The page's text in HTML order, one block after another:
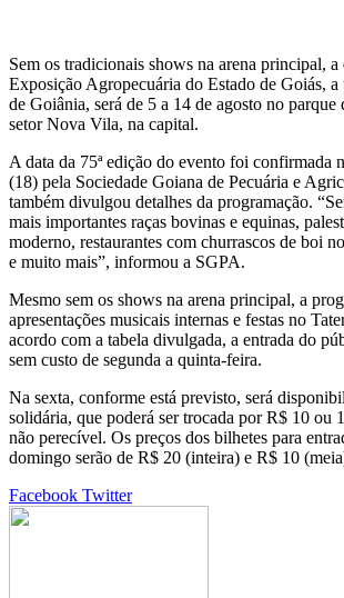
Sem os tradicionais shows na arena principal, a
Exposição Agropecuária do Estado de Goiás, a
de Goiânia, será de 5 a 14 de agosto no parque
setor Nova Vila, na capital.
A data da 75ª edição do evento foi confirmada
(18) pela Sociedade Goiana de Pecuária e
também divulgou detalhes da programação.
mais importantes raças bovinas e equinas,
moderno, restaurantes com churrascos de boi
e muito mais”, informou a SGPA.
Mesmo sem os shows na arena principal, a
apresentações musicais internas e festas no
acordo com a tabela divulgada, a entrada do
sem custo de segunda a quinta-feira.
Na sexta, conforme está previsto, será
solidária, que poderá ser trocada por R$ 10 ou
não perecível. Os preços dos bilhetes para
domingo serão de R$ 20 (inteira) e R$ 10
Facebook TwitterGoogle+
LinkedIn
StumbleUpon
Tumblr
Pinterest
Reddit
VKontakte
Share
Print